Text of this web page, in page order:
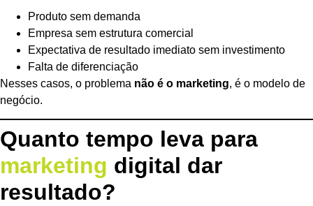
Produto sem demanda
Empresa sem estrutura comercial
Expectativa de resultado imediato sem investimento
Falta de diferenciação
Nesses casos, o problema não é o marketing, é o modelo de
negócio.
Quanto tempo leva para
marketing digital dar
resultado?